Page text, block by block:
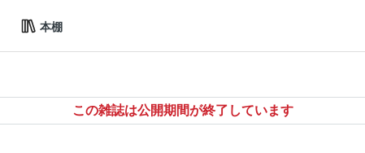
本棚
この雑誌は公開期間が終了しています